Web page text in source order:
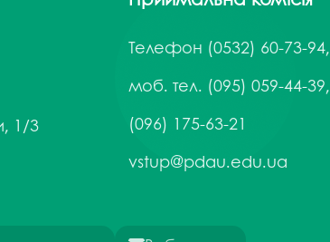
1/3
Телефон (0532) 60-73-94,
моб. тел. (095) 059-44-39,
(096) 175-63-21
vstup@pdau.edu.ua